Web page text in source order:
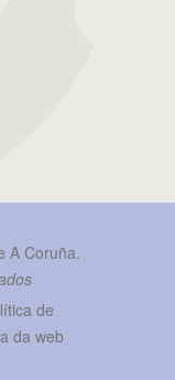
A Coruña.
de
da web